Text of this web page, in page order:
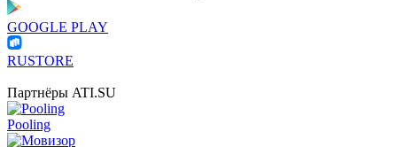
GOOGLE PLAY
RUSTORE
Партнёры ATI.SU
Pooling